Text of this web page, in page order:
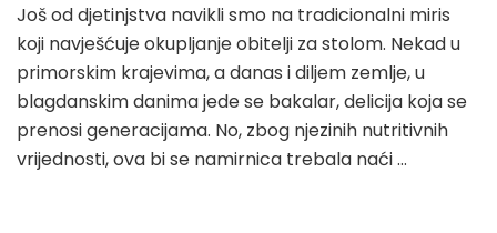
Još od djetinjstva navikli smo na tradicionalni miris
koji navješćuje okupljanje obitelji za stolom. Nekad u
primorskim krajevima, a danas i diljem zemlje, u
blagdanskim danima jede se bakalar, delicija koja se
prenosi generacijama. No, zbog njezinih nutritivnih
vrijednosti, ova bi se namirnica trebala naći …